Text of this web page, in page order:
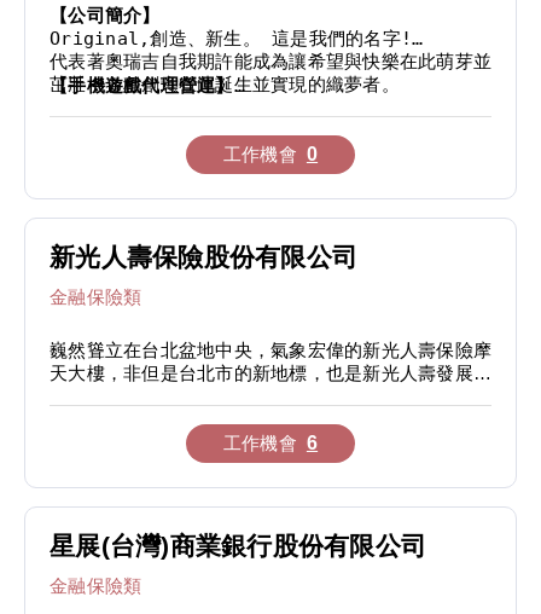
場地均有專業配備以滿足各種需求。
台北君悅酒店亦備有完善先進的豪華休閒娛樂設施，包
括兩間24小時全天候開放，並備有多種體適能訓練健
【公司簡介】
Original,創造、新生。 這是我們的名字!
代表著奧瑞吉自我期許能成為讓希望與快樂在此萌芽並
茁壯；各種創意在此誕生並實現的織夢者。
我們是一家年輕、有活力與發展性的公司，我們重視每
認為擁有良好工作環境才能推出好作品並且維持熱情與
正面積極的生活態度!
在這裡，我們提供給玩家好玩的遊戲，提供給夥伴學習
成長與發揮潛能的空間，
歡迎喜愛遊戲的朋友們一起加入奧瑞吉有限公司的工作
【手機遊戲代理營運】
⚑2019年放置型手機遊戲<劍與遠征>火熱上市!
隨興放置無負擔, 輕鬆養成沒煩惱,快來劍與遠征盛夏
同樂!
⚑2020年探險解謎手機遊戲<南瓜先生2-九龍城寨>蓄
勢待發!
⚑2021年真實現代軍火的SLG+RTS玩法的戰爭類手機
遊戲<戰火勛章>等你來效力!
⚑2023年都市神話題材3D卡牌遊戲<眾神派對>一起等
【經營理念】
夥伴安心感與成就感是我們的責任!
工作機會 0
新光人壽保險股份有限公司
金融保險類
巍然聳立在台北盆地中央，氣象宏偉的新光人壽保險摩
天大樓，非但是台北市的新地標，也是新光人壽發展歷
已突破五百九十萬件；九十一年度總保費收入1,151億
元。全省15個服務中心及分處，提供保戶收費、貸
款、滿期、年金、理賠等服務；全省各縣市鄉鎮均設有
據點，並以電腦連線形成一個精確迅速的服務網。總公
司則成立保戶服務部，專責保戶權益開發、申訴案件處
理及服務項目的管理等，並且引進CTI（Computer
Telephony Integration）電腦電話整合系統，以人性
工作機會 6
星展(台灣)商業銀行股份有限公司
金融保險類